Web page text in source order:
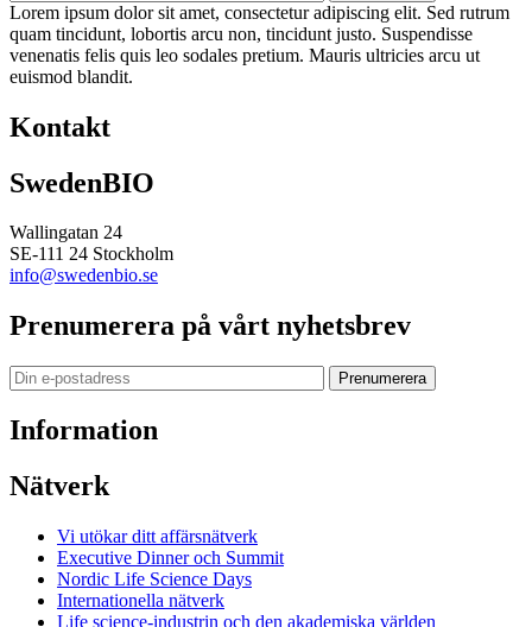
Lorem ipsum dolor sit amet, consectetur adipiscing elit. Sed rutrum
quam tincidunt, lobortis arcu non, tincidunt justo. Suspendisse
venenatis felis quis leo sodales pretium. Mauris ultricies arcu ut
euismod blandit.
Kontakt
SwedenBIO
Wallingatan 24
SE-111 24 Stockholm
info@swedenbio.se
Prenumerera på vårt nyhetsbrev
Prenumerera
Information
Nätverk
Vi utökar ditt affärsnätverk
Executive Dinner och Summit
Nordic Life Science Days
Internationella nätverk
Life science-industrin och den akademiska världen